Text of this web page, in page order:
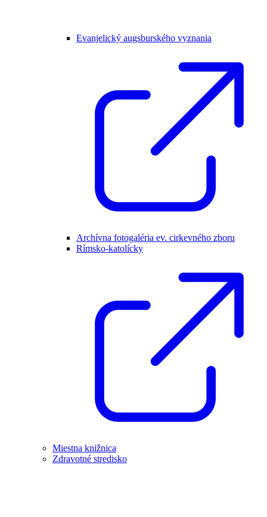
Evanjelický augsburského vyznania
Archívna fotogaléria ev. cirkevného zboru
Rímsko-katolícky
Miestna knižnica
Zdravotné stredisko